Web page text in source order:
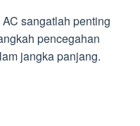
sangatlah penting
pencegahan
jangka panjang.